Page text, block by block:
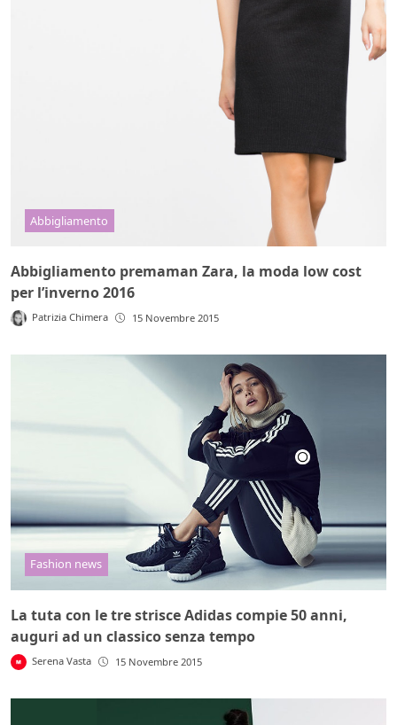
Abbigliamento
Abbigliamento premaman Zara, la moda low cost
per l’inverno 2016
Patrizia Chimera 15 Novembre 2015
Fashion news
La tuta con le tre strisce Adidas compie 50 anni,
auguri ad un classico senza tempo
Serena Vasta 15 Novembre 2015